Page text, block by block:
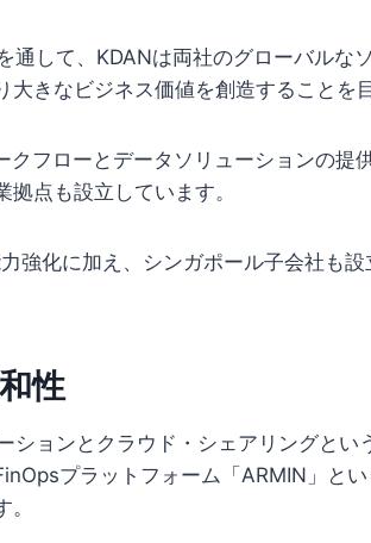
通して、KDANは両社のグローバルな
大きなビジネス価値を創造することを
クフローとデータソリューションの提
拠点も設立しています。
強化に加え、シンガポール子会社も
性
ションとクラウド・シェアリングとい
プラットフォーム「ARMIN」と
。